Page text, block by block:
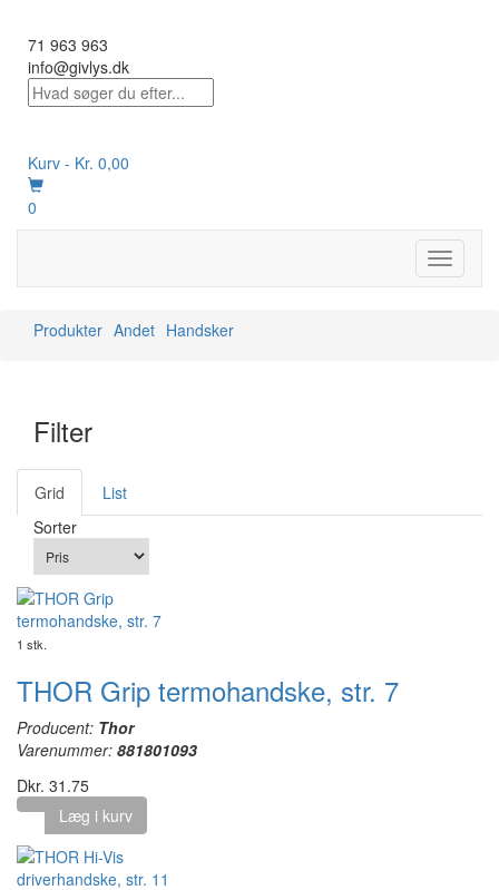
71 963 963
info@givlys.dk
Kurv - Kr. 0,00
0
Toggle
Produkter Andet Handsker
Filter
Grid
List
Sorter
1 stk.
THOR Grip termohandske, str. 7
Producent: Thor
Varenummer: 881801093
Dkr. 31.75
Læg i kurv